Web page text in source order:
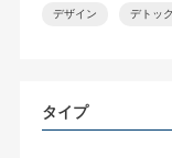
デザイン デトッ
タイプ